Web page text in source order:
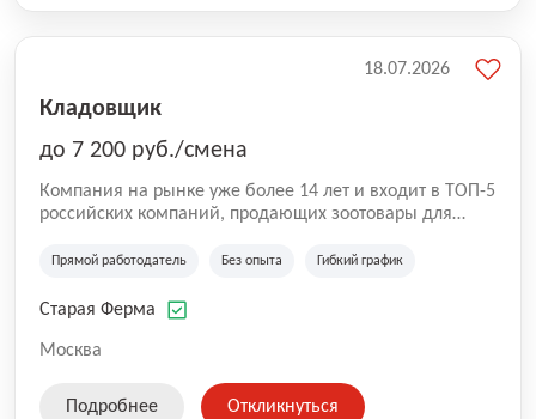
Кладовщик
до 7 200 руб./смена
Компания на рынке уже более 14 лет и входит в ТОП-5
российских компаний, продающих зоотовары для
компания владеет 5 розничными магазинами, а также
России (Wildberries, Ozon, Яндекс. Маркет и
на глобальной доставке товаров по всей территории
SKU, премиальные бренды кормов и собственные
Прямой работодатель Без опыта Гибкий график
Старая Ферма
Москва
18.07.2026
Подробнее Откликнуться